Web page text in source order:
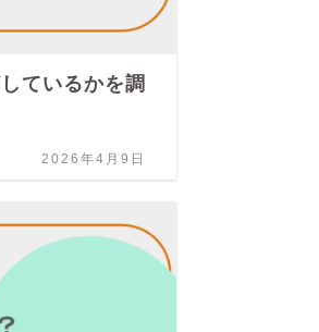
ているかを調
2026年4月9日